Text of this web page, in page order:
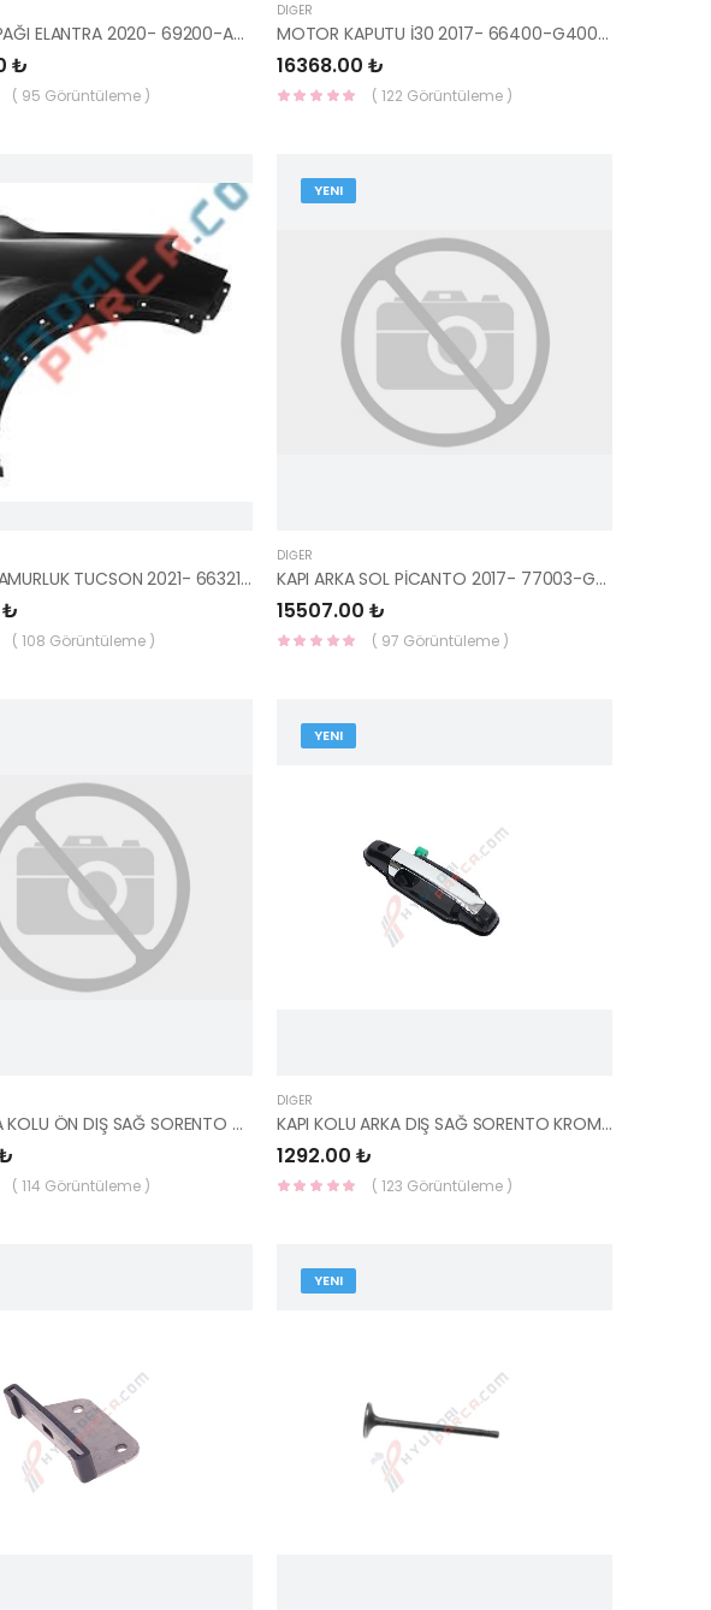
BAGAJ KAPAĞI ELANTRA 2020- 69200-AA000-YS
₺
( 95 Görüntüleme )
DIĞER
MOTOR KAPUTU İ30 2017- 66400-G4000-YS
16368.00 ₺
( 122 Görüntüleme )
SAĞ ÖN ÇAMURLUK TUCSON 2021- 66321-N9000-YS
( 108 Görüntüleme )
YENI
DIĞER
KAPI ARKA SOL PİCANTO 2017- 77003-G6000-YS
15507.00 ₺
( 97 Görüntüleme )
KAPI AÇMA KOLU ÖN DIŞ SAĞ SORENTO 02-10 KROM 82660-3E051-KORE
( 114 Görüntüleme )
YENI
DIĞER
KAPI KOLU ARKA DIŞ SAĞ SORENTO KROM 83660-3E051-KORE
1292.00 ₺
( 123 Görüntüleme )
YENI